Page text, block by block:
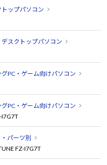
トップパソコン
デスクトップパソコン
PC・ゲーム向けパソコン
PC・ゲーム向けパソコン
I7G7T
・パーツ別
FZ-I7G7T